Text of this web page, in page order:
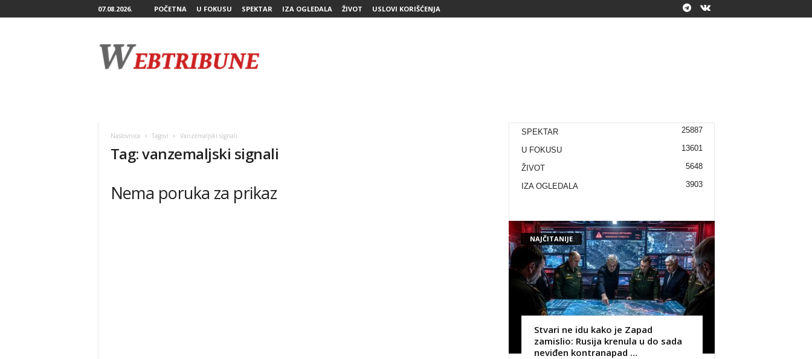
07.08.2026. POČETNA U FOKUSU SPEKTAR IZA OGLEDALA ŽIVOT USLOVI KORIŠĆENJA
Naslovnica Tagovi Vanzemaljski signali
Tag: vanzemaljski signali
Nema poruka za prikaz
SPEKTAR 25887
U FOKUSU 13601
ŽIVOT 5648
IZA OGLEDALA 3903
NAJČITANIJE
Stvari ne idu kako je Zapad
zamislio: Rusija krenula u do sada
neviđen kontranapad …